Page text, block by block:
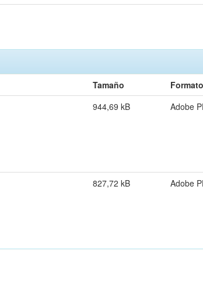
Tamaño
Formato
944,69 kB Adobe
827,72 kB Adobe